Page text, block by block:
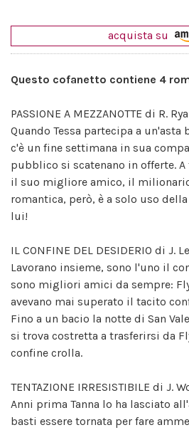
acquista su
Questo cofanetto contiene 4
PASSIONE A MEZZANOTTE di R.
Quando Tessa partecipa a un'asta
c'è un fine settimana in sua
pubblico si scatenano in offerte.
il suo migliore amico, il milionario
romantica, però, è a solo uso
lui!
IL CONFINE DEL DESIDERIO di J.
Lavorano insieme, sono l'uno il
sono migliori amici da sempre:
avevano mai superato il tacito
Fino a un bacio la notte di San
si trova costretta a trasferirsi da
confine crolla.
TENTAZIONE IRRESISTIBILE di J.
Anni prima Tanna lo ha lasciato
basti essere tornata per fare